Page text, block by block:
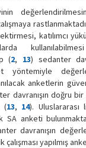
katılımcı
(2, 13) sedanter
yöntemiyle
anketlerin
davranışın doğru
(13, 14).
SA anketi
davranışın
yapılmış